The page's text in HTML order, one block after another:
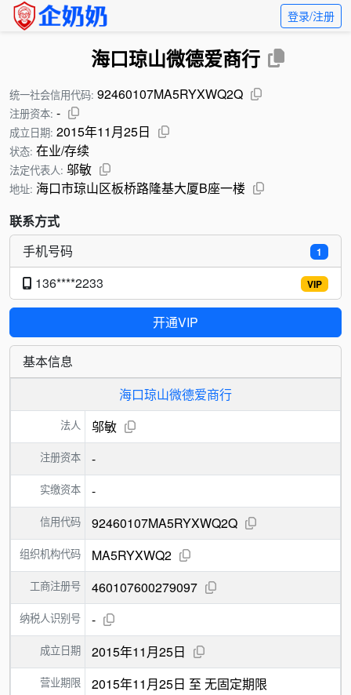
登录/注册
海口琼山微德爱商行
统一社会信用代码: 92460107MA5RYXWQ2Q
注册资本: -
成立日期: 2015年11月25日
状态: 在业/存续
法定代表人: 邬敏
地址: 海口市琼山区板桥路隆基大厦B座一楼
联系方式
1
手机号码
VIP
136****2233
开通VIP
基本信息
海口琼山微德爱商行
法人 邬敏
注册资本 -
实缴资本 -
信用代码 92460107MA5RYXWQ2Q
组织机构代码 MA5RYXWQ2
工商注册号 460107600279097
纳税人识别号 -
成立日期 2015年11月25日
营业期限 2015年11月25日 至 无固定期限